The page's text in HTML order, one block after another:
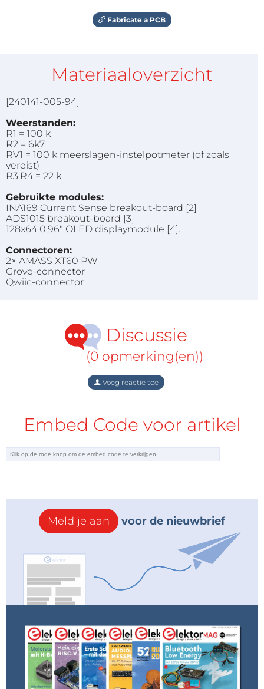
Fabricate a PCB
Materiaaloverzicht
[240141-005-94]
Weerstanden:
R1 = 100 k
R2 = 6k7
RV1 = 100 k meerslagen-instelpotmeter (of zoals
vereist)
R3,R4 = 22 k
Gebruikte modules:
INA169 Current Sense breakout-board [2]
ADS1015 breakout-board [3]
128x64 0,96" OLED displaymodule [4].
Connectoren:
2× AMASS XT60 PW
Grove-connector
Qwiic-connector
Discussie
(0 opmerking(en))
Voeg reactie toe
Embed Code voor artikel
Meld je aan voor de nieuwbrief